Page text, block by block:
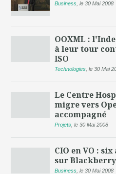
Business ,le 30 Mai 2008
OOXML :
à leur tour
ISO
Technologies ,le 30 Mai
Le Centre
migre vers
accompagné
Projets ,le 30 Mai 2008
CIO en VO :
sur
Business ,le 30 Mai 2008